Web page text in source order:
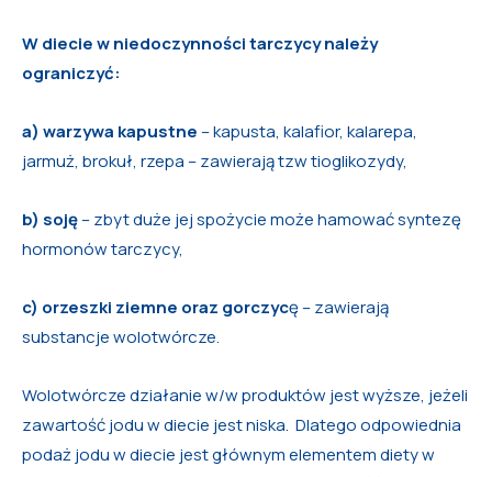
W diecie w niedoczynności tarczycy należy
ograniczyć:
a) warzywa kapustne – kapusta, kalafior, kalarepa,
jarmuż, brokuł, rzepa – zawierają tzw tioglikozydy,
b) soję– zbyt duże jej spożycie może hamować syntezę
hormonów tarczycy,
c) orzeszki ziemne oraz gorczycę – zawierają
substancje wolotwórcze.
Wolotwórcze działanie w/w produktów jest wyższe, jeżeli
zawartość jodu w diecie jest niska. Dlatego odpowiednia
podaż jodu w diecie jest głównym elementem diety w